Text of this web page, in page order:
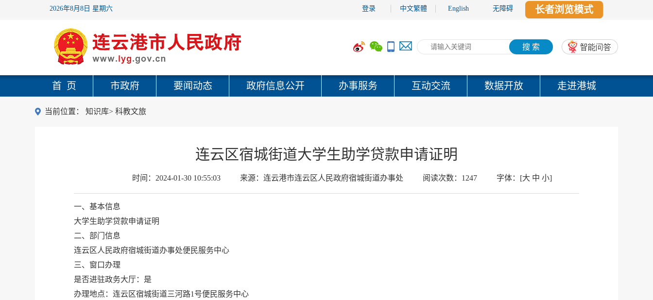
2026年8月8日 星期六 登录 中文繁體 English 无障碍 长者浏览模式
搜 索
首 页 市政府 要闻动态 政府信息公开 办事服务 互动交流 数据开放 走进港城
当前位置： 知识库> 科教文旅
连云区宿城街道大学生助学贷款申请证明
时间： 2024-01-30 10:55:03 来源： 连云港市连云区人民政府宿城街道办事处 阅读次数： 1247 字体： [大 中 小]
一、基本信息
大学生助学贷款申请证明
二、部门信息
连云区人民政府宿城街道办事处便民服务中心
三、窗口办理
是否进驻政务大厅：是
办理地点：连云区宿城街道三河路1号便民服务中心